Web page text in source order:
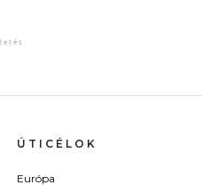
ÚTICÉLOK
Európa